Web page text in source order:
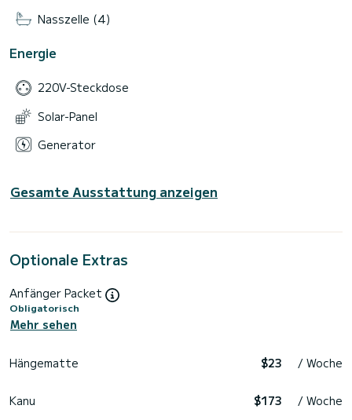
Nasszelle (4)
Energie
220V-Steckdose
Solar-Panel
Generator
Gesamte Ausstattung anzeigen
Optionale Extras
Anfänger Packet
Obligatorisch
Mehr sehen
Hängematte $23 / Woche
Kanu $173 / Woche